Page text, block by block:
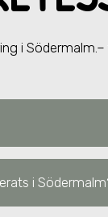
i Södermalm.–
i Södermalm